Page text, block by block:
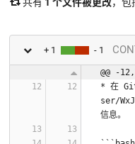
+ 1 - 1
@@ -
* 在
ser/
信息。